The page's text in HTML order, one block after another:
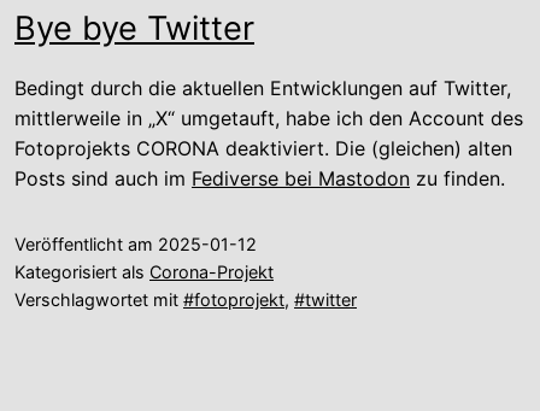
Bye bye Twitter
Bedingt durch die aktuellen Entwicklungen auf Twitter,
mittlerweile in „X“ umgetauft, habe ich den Account des
Fotoprojekts CORONA deaktiviert. Die (gleichen) alten
Posts sind auch im Fediverse bei Mastodon zu finden.
Veröffentlicht am 2025-01-12
Kategorisiert als Corona-Projekt
Verschlagwortet mit #fotoprojekt, #twitter